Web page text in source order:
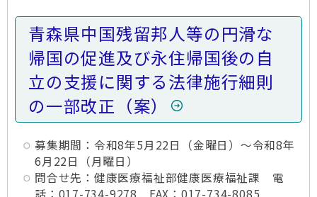
青森県中国残留邦人等の円滑な
帰国の促進及び永住帰国後の自
立の支援に関する法律施行細則
の一部改正（案）
募集期間：令和8年5月22日（金曜日）～令和8年
6月22日（月曜日）
問合せ先：健康医療福祉部健康医療福祉課 電